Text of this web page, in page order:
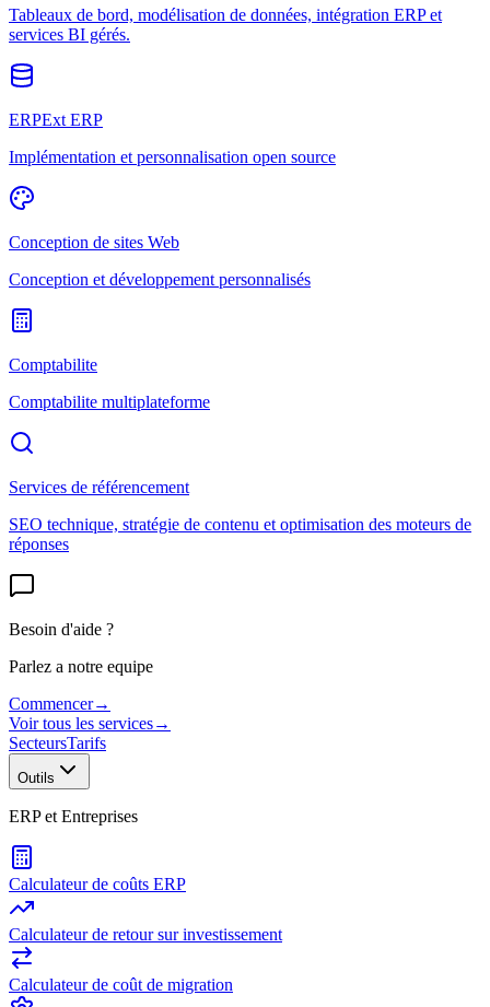
Tableaux de bord, modélisation de données, intégration ERP et
services BI gérés.
ERPExt ERP
Implémentation et personnalisation open source
Conception de sites Web
Conception et développement personnalisés
Comptabilite
Comptabilite multiplateforme
Services de référencement
SEO technique, stratégie de contenu et optimisation des moteurs de
réponses
Besoin d'aide ?
Parlez a notre equipe
Commencer→
Voir tous les services→
SecteursTarifs
Outils
ERP et Entreprises
Calculateur de coûts ERP
Calculateur de retour sur investissement
Calculateur de coût de migration